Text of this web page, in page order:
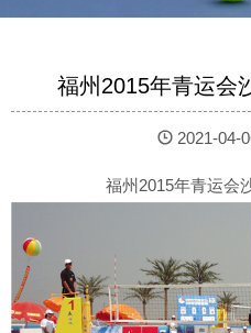
福州2015年青运会
2021-04-
福州2015年青运会